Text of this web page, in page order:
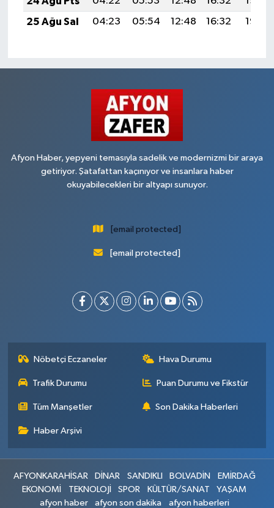
25 Ağu Sal
04:23 05:54 12:48 16:32 19:32
Afyon Haber, yepyeni temasıyla sadelik ve modernizmi bir araya
getiriyor. Şatafattan kaçınıyor ve insanlara haber
okuyabilecekleri bir altyapı sunuyor.
[email protected]
[email protected]
Nöbetçi Eczaneler Hava Durumu
Trafik Durumu Puan Durumu ve Fikstür
Tüm Manşetler Son Dakika Haberleri
Haber Arşivi
AFYONKARAHİSAR DİNAR SANDIKLI BOLVADİN
EMİRDAĞ
EKONOMİ
TEKNOLOJİ SPOR KÜLTÜR/SANAT
YAŞAM
afyon haber
afyon son dakika
afyon haberleri